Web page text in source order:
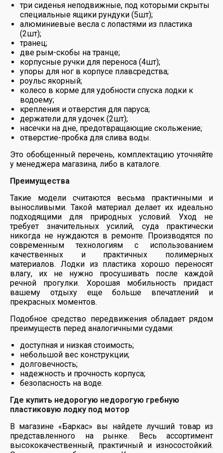
три сиденья неподвижные, под которыми скрыты
специальные ящики рундуки (5шт);
алюминиевые весла с лопастями из пластика
(2шт);
транец;
две рым-скобы на транце;
корпусные ручки для переноса (4шт);
упоры для ног в корпусе плавсредства;
роульс якорный;
колесо в корме для удобности спуска лодки к
водоему;
крепления и отверстия для паруса;
держатели для удочек (2шт);
насечки на дне, предотвращающие скольжение;
отверстие-пробка для слива воды.
Это обобщенный перечень, комплектацию уточняйте
у менеджера магазина, либо в каталоге.
Преимущества
Такие модели считаются весьма практичными и
выносливыми. Такой материал делает их идеально
подходящими для природных условий. Уход не
требует значительных усилий, суда практически
никогда не нуждаются в ремонте. Производятся по
современным технологиям с использованием
качественных и практичных полимерных
материалов. Лодки из пластика хорошо переносят
влагу, их не нужно просушивать после каждой
речной прогулки. Хорошая мобильность придаст
вашему отдыху еще больше впечатлений и
прекрасных моментов.
Подобное средство передвижения обладает рядом
преимуществ перед аналогичными судами:
доступная и низкая стоимость;
небольшой вес конструкции;
долговечность;
надежность и прочность корпуса;
безопасность на воде.
Где купить недорогую недорогую гребную
пластиковую лодку под мотор
В магазине «Баркас» вы найдете лучший товар из
представленного на рынке. Весь ассортимент
высококачественный, практичный и износостойкий.